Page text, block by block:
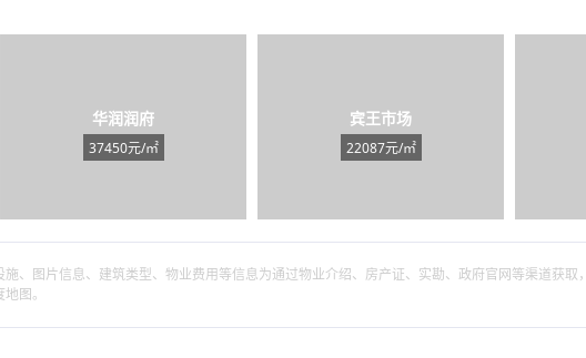
华润润府
37450元/㎡
宾王市场
22087元/㎡
、图片信息、建筑类型、物业费用等信息为通过物业介绍、房产证、实勘、政府官网等渠道获取
图。